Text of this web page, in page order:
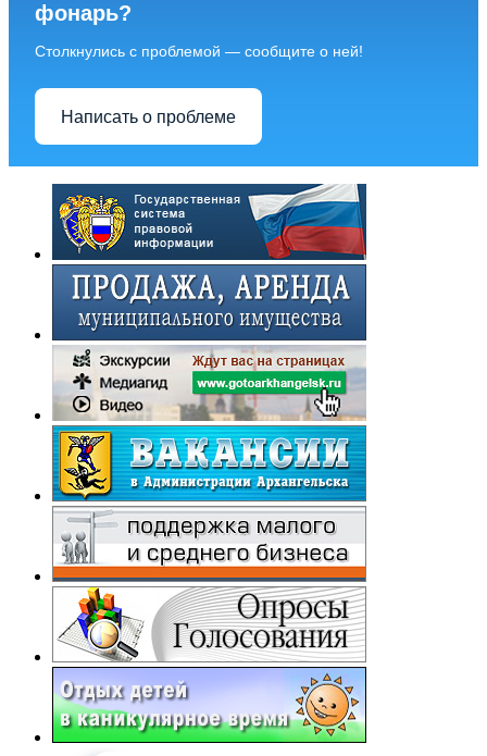
фонарь?
Столкнулись с проблемой — сообщите о ней!
Написать о проблеме